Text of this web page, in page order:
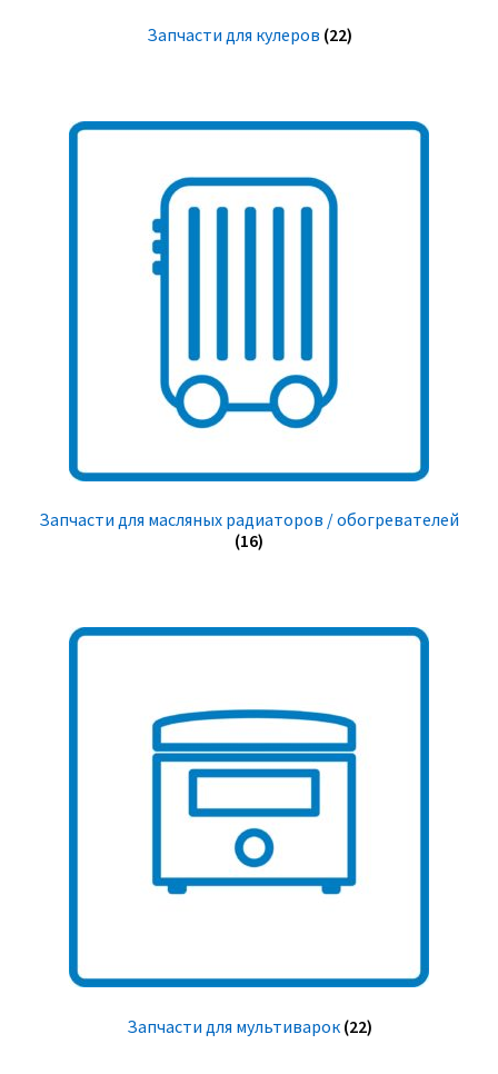
Запчасти для кулеров (22)
Запчасти для масляных радиаторов / обогревателей
(16)
Запчасти для мультиварок (22)